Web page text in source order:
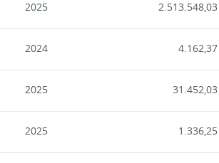
2025 2.513.548,03
2024 4.162,37
2025 31.452,03
2025 1.336,25